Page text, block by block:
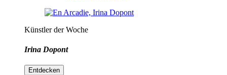
Künstler der Woche
Irina Dopont
Entdecken